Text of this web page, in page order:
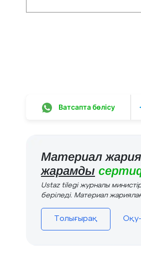
Ватсапта бөлісу
Материал
жарамды
Ustaz tilegi журналы
беріледі. Материал
Толығырақ Оқу-